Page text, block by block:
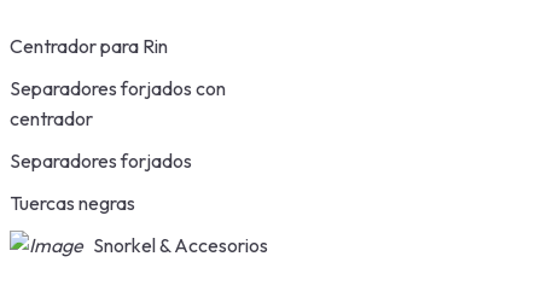
Centrador para Rin
Separadores forjados con
centrador
Separadores forjados
Tuercas negras
Snorkel & Accesorios